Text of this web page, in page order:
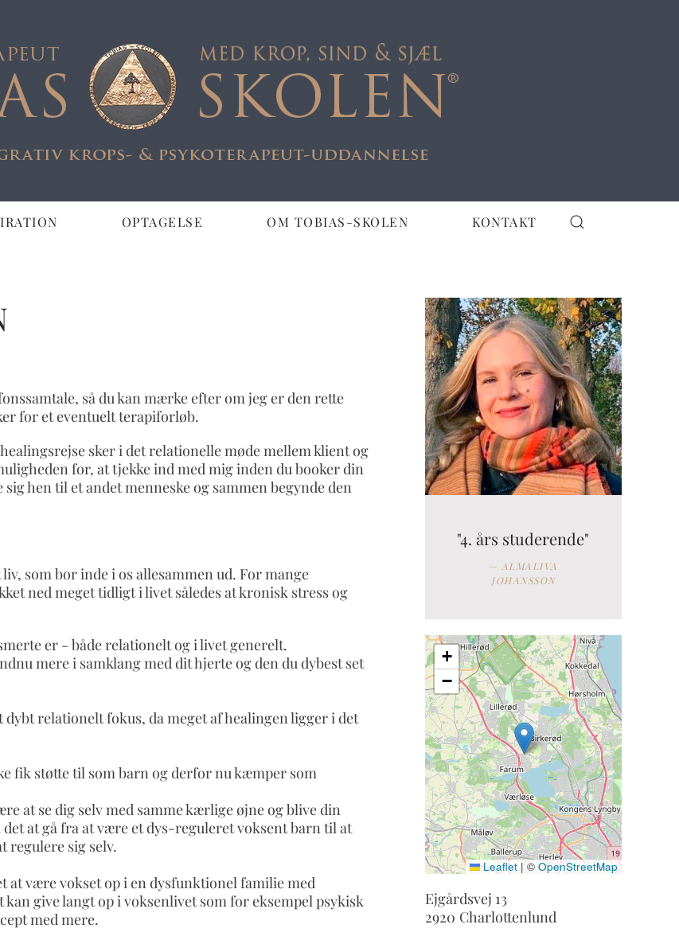
OPTAGELSE OM TOBIAS-SKOLEN KONTAKT
så du kan mærke efter om jeg er den rette
for et eventuelt terapiforløb.
sker i det relationelle møde mellem klient og
for, at tjekke ind med mig inden du booker din
hen til et andet menneske og sammen begynde den
som bor inde i os allesammen ud. For mange
ned meget tidligt i livet således at kronisk stress og
er - både relationelt og i livet generelt.
mere i samklang med dit hjerte og den du dybest set
relationelt fokus, da meget af healingen ligger i det
fik støtte til som barn og derfor nu kæmper som
at se dig selv med samme kærlige øjne og blive din
at gå fra at være et dys-reguleret voksent barn til at
regulere sig selv.
at være vokset op i en dysfunktionel familie med
give langt op i voksenlivet som for eksempel psykisk
med mere.
"4. års studerende"
ALMALIVA
JOHANSSON
+
−
Leaflet | © OpenStreetMap
Ejgårdsvej 13
2920 Charlottenlund